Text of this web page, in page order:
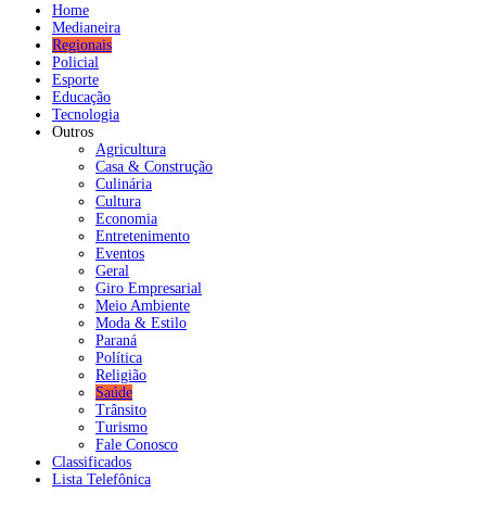
Home
Medianeira
Regionais
Policial
Esporte
Educação
Tecnologia
Outros
Agricultura
Casa & Construção
Culinária
Cultura
Economia
Entretenimento
Eventos
Geral
Giro Empresarial
Meio Ambiente
Moda & Estilo
Paraná
Política
Religião
Saúde
Trânsito
Turismo
Fale Conosco
Classificados
Lista Telefônica